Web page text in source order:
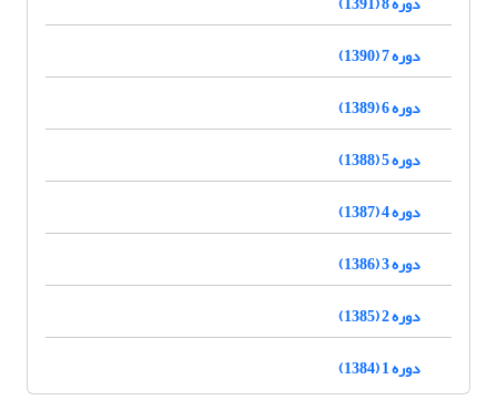
دوره 7 (1390)
دوره 6 (1389)
دوره 5 (1388)
دوره 4 (1387)
دوره 3 (1386)
دوره 2 (1385)
دوره 1 (1384)